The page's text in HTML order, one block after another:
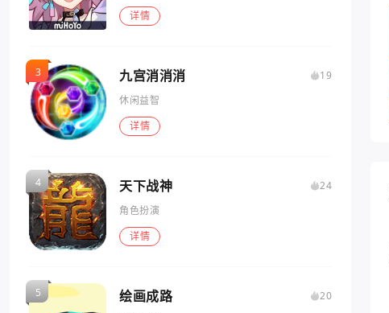
详情
九宫消消消
19
休闲益智
详情
天下战神
24
角色扮演
详情
绘画成路
20